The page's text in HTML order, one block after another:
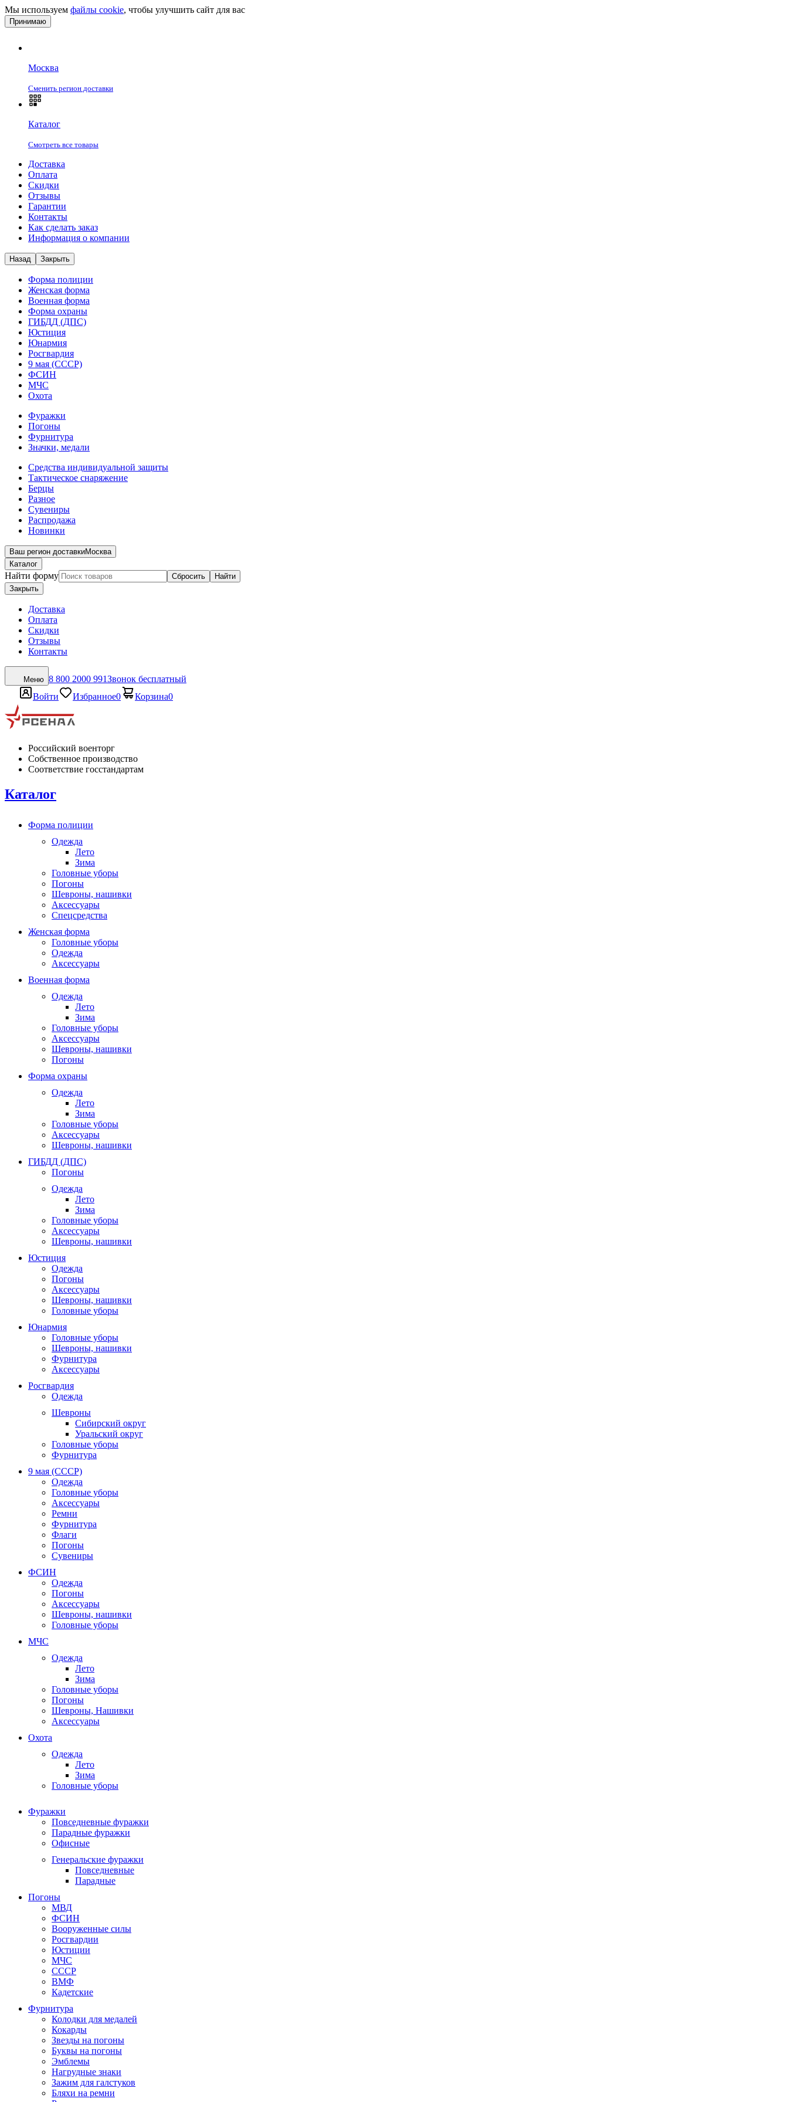
Мы используем файлы cookie, чтобы улучшить сайт для вас
Принимаю
Москва
Сменить регион доставки
Каталог
Смотреть все товары
Доставка
Оплата
Скидки
Отзывы
Гарантии
Контакты
Как сделать заказ
Информация о компании
Назад Закрыть
Форма полиции
Женская форма
Военная форма
Форма охраны
ГИБДД (ДПС)
Юстиция
Юнармия
Росгвардия
9 мая (СССР)
ФСИН
МЧС
Охота
Фуражки
Погоны
Фурнитура
Значки, медали
Средства индивидуальной защиты
Тактическое снаряжение
Берцы
Разное
Сувениры
Распродажа
Новинки
Ваш регион доставкиМосква
Каталог
Найти форму Сбросить
Найти
Закрыть
Доставка
Оплата
Скидки
Отзывы
Контакты
Меню 8 800 2000 991Звонок бесплатный
Войти
Избранное0 Корзина0
Российский военторг
Собственное производство
Соответствие госстандартам
Каталог
Форма полиции
Одежда
Лето
Зима
Головные уборы
Погоны
Шевроны, нашивки
Аксессуары
Спецсредства
Женская форма
Головные уборы
Одежда
Аксессуары
Военная форма
Одежда
Лето
Зима
Головные уборы
Аксессуары
Шевроны, нашивки
Погоны
Форма охраны
Одежда
Лето
Зима
Головные уборы
Аксессуары
Шевроны, нашивки
ГИБДД (ДПС)
Погоны
Одежда
Лето
Зима
Головные уборы
Аксессуары
Шевроны, нашивки
Юстиция
Одежда
Погоны
Аксессуары
Шевроны, нашивки
Головные уборы
Юнармия
Головные уборы
Шевроны, нашивки
Фурнитура
Аксессуары
Росгвардия
Одежда
Шевроны
Сибирский округ
Уральский округ
Головные уборы
Фурнитура
9 мая (СССР)
Одежда
Головные уборы
Аксессуары
Ремни
Фурнитура
Флаги
Погоны
Сувениры
ФСИН
Одежда
Погоны
Аксессуары
Шевроны, нашивки
Головные уборы
МЧС
Одежда
Лето
Зима
Головные уборы
Погоны
Шевроны, Нашивки
Аксессуары
Охота
Одежда
Лето
Зима
Головные уборы
Фуражки
Повседневные фуражки
Парадные фуражки
Офисные
Генеральские фуражки
Повседневные
Парадные
Погоны
МВД
ФСИН
Вооруженные силы
Росгвардии
Юстиции
МЧС
СССР
ВМФ
Кадетские
Фурнитура
Колодки для медалей
Кокарды
Звезды на погоны
Буквы на погоны
Эмблемы
Нагрудные знаки
Зажим для галстуков
Бляхи на ремни